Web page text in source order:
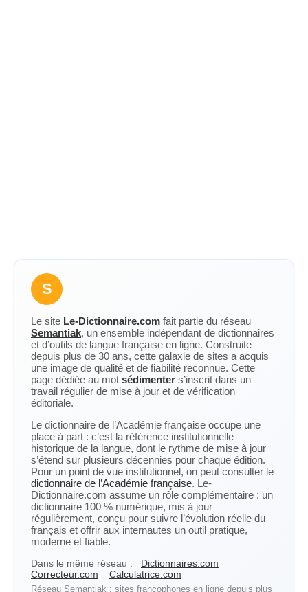
S
Le site Le-Dictionnaire.com fait partie du réseau
Semantiak, un ensemble indépendant de dictionnaires
et d’outils de langue française en ligne. Construite
depuis plus de 30 ans, cette galaxie de sites a acquis
une image de qualité et de fiabilité reconnue. Cette
page dédiée au mot sédimenter s’inscrit dans un
travail régulier de mise à jour et de vérification
éditoriale.
Le dictionnaire de l’Académie française occupe une
place à part : c’est la référence institutionnelle
historique de la langue, dont le rythme de mise à jour
s’étend sur plusieurs décennies pour chaque édition.
Pour un point de vue institutionnel, on peut consulter le
dictionnaire de l’Académie française. Le-
Dictionnaire.com assume un rôle complémentaire : un
dictionnaire 100 % numérique, mis à jour
régulièrement, conçu pour suivre l’évolution réelle du
français et offrir aux internautes un outil pratique,
moderne et fiable.
Dans le même réseau :
Dictionnaires.com
Correcteur.com
Calculatrice.com
Réseau Semantiak : sites francophones en ligne depuis plus